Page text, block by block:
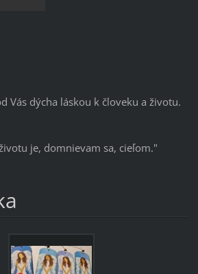
Vás dýcha láskou k človeku a životu.
je, domnievam sa, cieľom."